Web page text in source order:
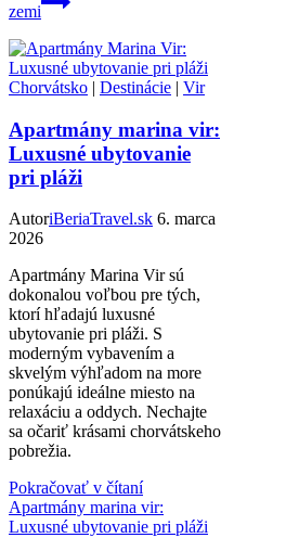
zemi
Chorvátsko | Destinácie | Vir
Apartmány marina vir:
Luxusné ubytovanie
pri pláži
AutoriBeriaTravel.sk 6. marca
2026
Apartmány Marina Vir sú
dokonalou voľbou pre tých,
ktorí hľadajú luxusné
ubytovanie pri pláži. S
moderným vybavením a
skvelým výhľadom na more
ponúkajú ideálne miesto na
relaxáciu a oddych. Nechajte
sa očariť krásami chorvátskeho
pobrežia.
Pokračovať v čítaní
Apartmány marina vir:
Luxusné ubytovanie pri pláži